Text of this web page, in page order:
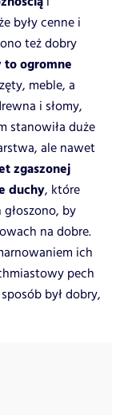
były cenne i
też dobry
to ogromne
meble, a
i słomy,
stanowiła duże
ale nawet
zgaszonej
duchy, które
głoszono, by
na dobre.
ich
pech
był dobry,